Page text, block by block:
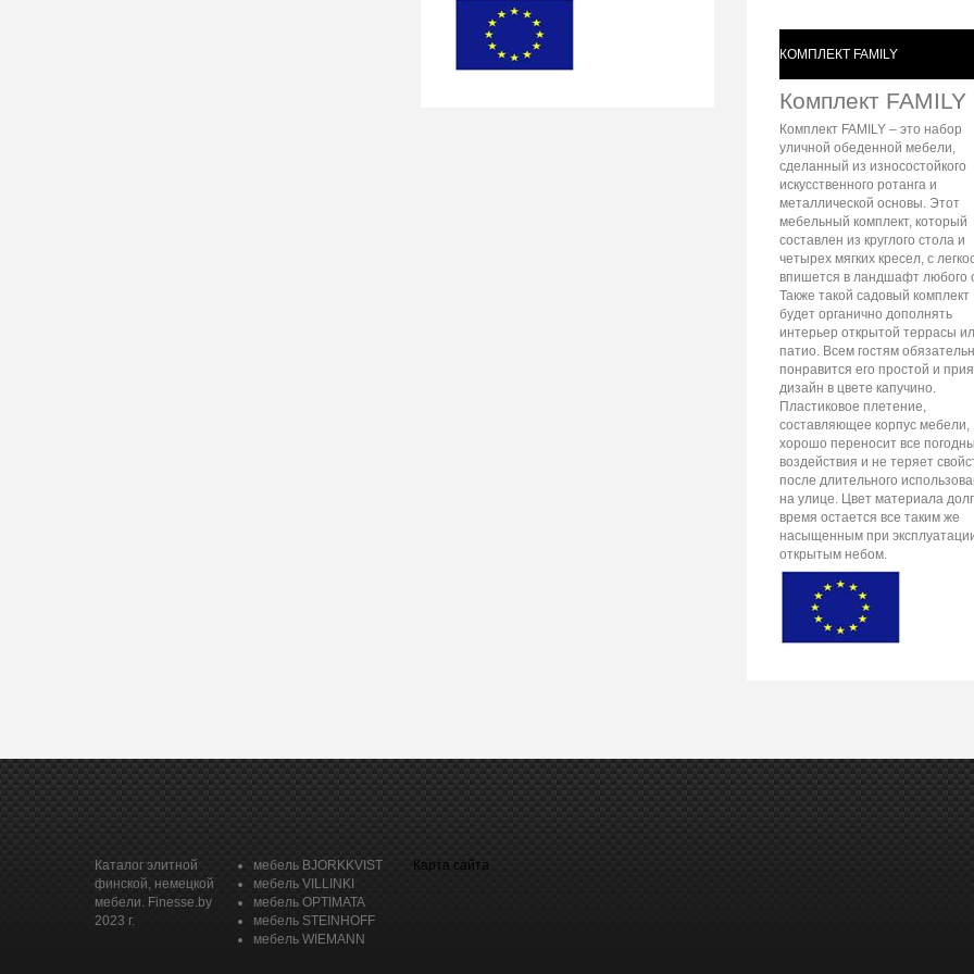
КОМПЛЕКТ FAMILY
Комплект FAMILY
Комплект FAMILY – это набор
уличной обеденной мебели,
сделанный из износостойкого
искусственного ротанга и
металлической основы. Этот
мебельный комплект, который
составлен из круглого стола и
четырех мягких кресел, с
впишется в ландшафт любого
Также такой садовый комплект
будет органично дополнять
интерьер открытой террасы
патио. Всем гостям
понравится его простой и
дизайн в цвете капучино.
Пластиковое плетение,
составляющее корпус мебели,
хорошо переносит все
воздействия и не теряет
после длительного
на улице. Цвет материала
время остается все таким же
насыщенным при
открытым небом.
Каталог элитной
финской, немецкой
мебели. Finesse.by
2023 г.
мебель BJORKKVIST
мебель VILLINKI
мебель OPTIMATA
мебель STEINHOFF
мебель WIEMANN
Карта сайта